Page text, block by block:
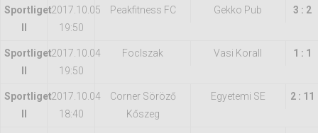
Sportliget2017.10.05
19:50
Peakfitness FC Gekko Pub 3 : 2
Sportliget2017.10.04
19:50
FocIszak Vasi Korall 1 : 1
Sportliget2017.10.04
18:40
Corner Söröző
Kőszeg
Egyetemi SE 2 : 11